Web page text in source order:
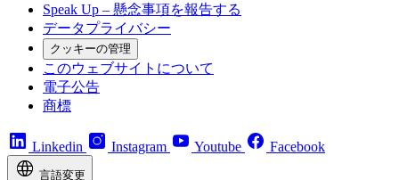
Speak Up – 懸念事項を報告する
データプライバシー
クッキーの管理
このウェブサイトについて
電子公告
商標
Linkedin Instagram Youtube Facebook
言語変更